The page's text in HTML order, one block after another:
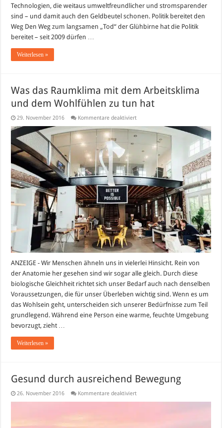
Technologien, die weitaus umweltfreundlicher und stromsparender
sind – und damit auch den Geldbeutel schonen. Politik bereitet den
Weg Den Weg zum langsamen „Tod“ der Glühbirne hat die Politik
bereitet – seit 2009 dürfen …
Weiterlesen »
Was das Raumklima mit dem Arbeitsklima
und dem Wohlfühlen zu tun hat
29. November 2016 Kommentare deaktiviertfür
das
Raumklima
dem
Arbeitsklima
und
dem
Wohlfühlen
zu
tun
hat
ANZEIGE - Wir Menschen ähneln uns in vielerlei Hinsicht. Rein von
der Anatomie her gesehen sind wir sogar alle gleich. Durch diese
biologische Gleichheit richtet sich unser Bedarf auch nach denselben
Voraussetzungen, die für unser Überleben wichtig sind. Wenn es um
das Wohlsein geht, unterscheiden sich unserer Bedürfnisse zum Teil
grundlegend. Während eine Person eine warme, feuchte Umgebung
bevorzugt, zieht …
Weiterlesen »
Gesund durch ausreichend Bewegung
26. November 2016 Kommentare deaktiviertfür